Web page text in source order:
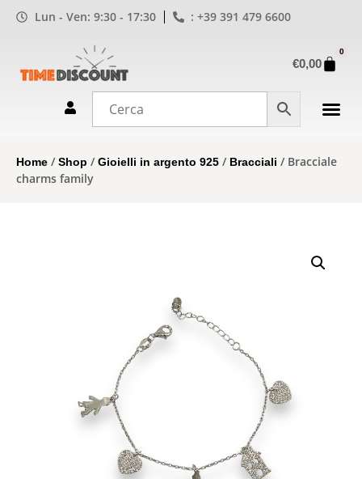
Lun - Ven: 9:30 - 17:30 : +39 391 479 6600
€0,00
0
Home /Shop /Gioielli in argento 925 / Bracciali / Bracciale
charms family